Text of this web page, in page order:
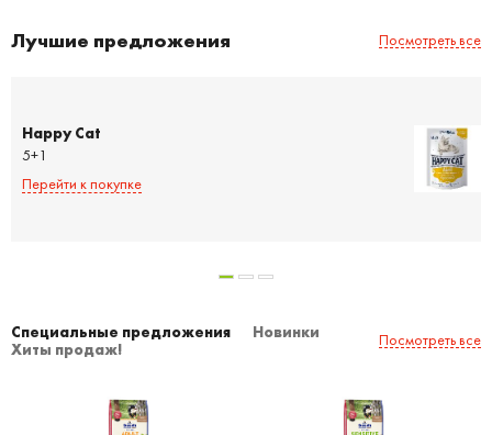
Лучшие предложения Посмотреть все
Happy Cat
5+1
Перейти к покупке
Специальные предложения
Новинки
Хиты продаж!
Посмотреть все